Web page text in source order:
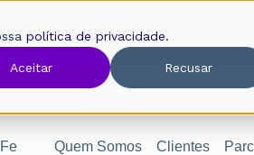
política de privacidade.
Aceitar Recusar
Quem Somos Clientes